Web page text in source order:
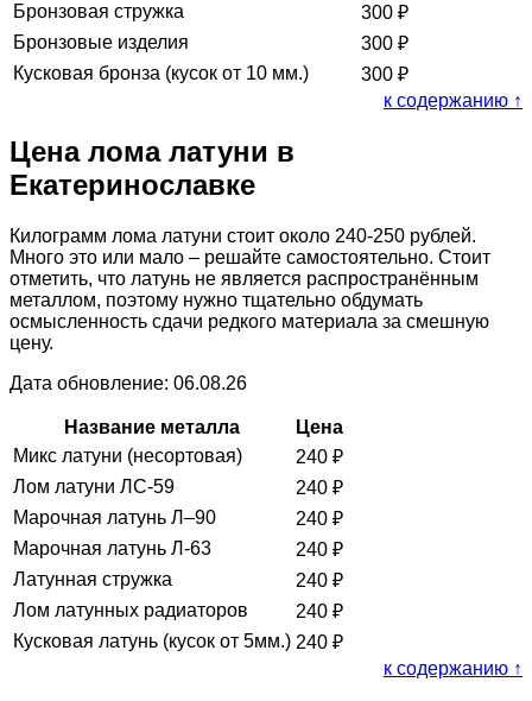
Бронзовая стружка
300 ₽
Бронзовые изделия
300 ₽
Кусковая бронза (кусок от 10 мм.)
300 ₽
к содержанию ↑
Цена лома латуни в
Екатеринославке
Килограмм лома латуни стоит около 240-250 рублей.
Много это или мало – решайте самостоятельно. Стоит
отметить, что латунь не является распространённым
металлом, поэтому нужно тщательно обдумать
осмысленность сдачи редкого материала за смешную
цену.
Дата обновление: 06.08.26
Название металла
Цена
Микс латуни (несортовая)
240 ₽
Лом латуни ЛС-59
240 ₽
Марочная латунь Л–90
240 ₽
Марочная латунь Л-63
240 ₽
Латунная стружка
240 ₽
Лом латунных радиаторов
240 ₽
Кусковая латунь (кусок от 5мм.) 240 ₽
к содержанию ↑